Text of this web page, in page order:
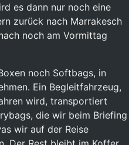
es dann nur noch eine
zurück nach Marrakesch
noch am Vormittag
noch Softbags, in
Ein Begleitfahrzeug,
wird, transportiert
die wir beim Briefing
wir auf der Reise